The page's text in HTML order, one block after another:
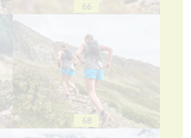
66
68